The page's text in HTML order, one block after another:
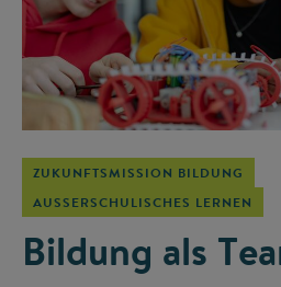
ZUKUNFTSMISSION BILDUNG
AUSSERSCHULISCHES LERNEN
Bildung als